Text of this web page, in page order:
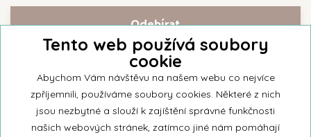
Přihlašte se k našemu newsletteru a buďte jako první informováni o
nejnovějších kolekcích svíček a aktualitách z rodinné firmy Unipar.
Tento web používá soubory
cookie
Abychom Vám návštěvu na našem webu co nejvíce
zpříjemnili, používáme soubory cookies. Některé z nich
jsou nezbytné a slouží k zajíštění správné funkčnosti
našich webových stránek, zatímco jiné nám pomáhají